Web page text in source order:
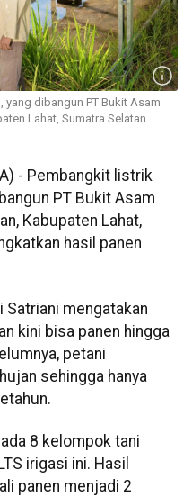
yang dibangun PT Bukit Asam
Lahat, Sumatra Selatan.
- Pembangkit listrik
PT Bukit Asam
Kabupaten Lahat,
hasil panen
Satriani mengatakan
kini bisa panen hingga
petani
sehingga hanya
8 kelompok tani
irigasi ini. Hasil
panen menjadi 2